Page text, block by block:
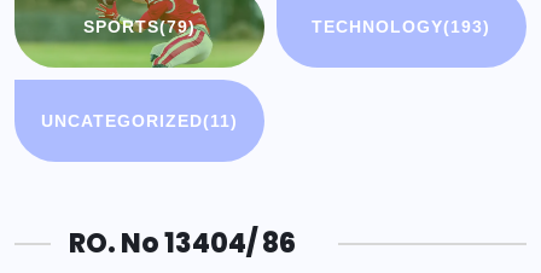
SPORTS(79) TECHNOLOGY(193)
UNCATEGORIZED(11)
RO. No 13404/ 86